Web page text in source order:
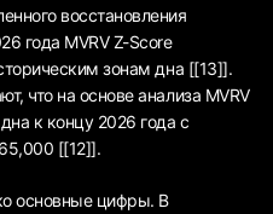
восстановления
года MVRV Z-Score
зонам дна [[13]].
что на основе анализа MVRV
к концу 2026 года с
[[12]].
основные цифры. В